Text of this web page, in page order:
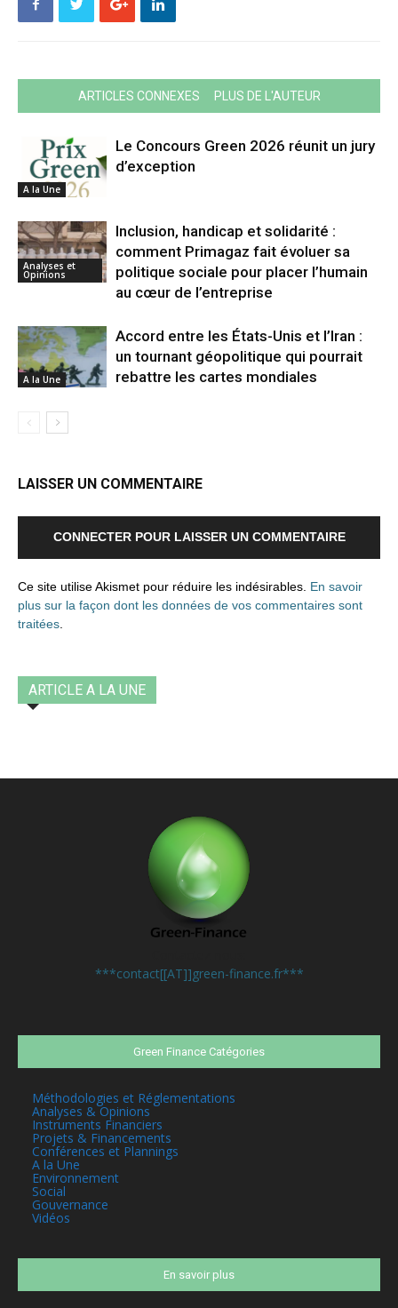
ARTICLES CONNEXES PLUS DE L'AUTEUR
A la Une
Le Concours Green 2026 réunit un jury
d’exception
Analyses et
Opinions
Inclusion, handicap et solidarité :
comment Primagaz fait évoluer sa
politique sociale pour placer l’humain
au cœur de l’entreprise
A la Une
Accord entre les États-Unis et l’Iran :
un tournant géopolitique qui pourrait
rebattre les cartes mondiales
LAISSER UN COMMENTAIRE
CONNECTER POUR LAISSER UN COMMENTAIRE
Ce site utilise Akismet pour réduire les indésirables. En savoir
plus sur la façon dont les données de vos commentaires sont
traitées
ARTICLE A LA UNE
***contact[[AT]]green-finance.fr***
Green Finance Catégories
Méthodologies et Réglementations
Analyses & Opinions
Instruments Financiers
Projets & Financements
Conférences et Plannings
A la Une
Environnement
Social
Gouvernance
Vidéos
En savoir plus